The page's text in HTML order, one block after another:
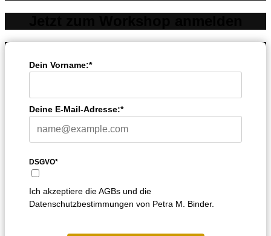
Dein Vorname:*
Deine E-Mail-Adresse:*
DSGVO*
Ich akzeptiere die AGBs und die
Datenschutzbestimmungen von Petra M. Binder.